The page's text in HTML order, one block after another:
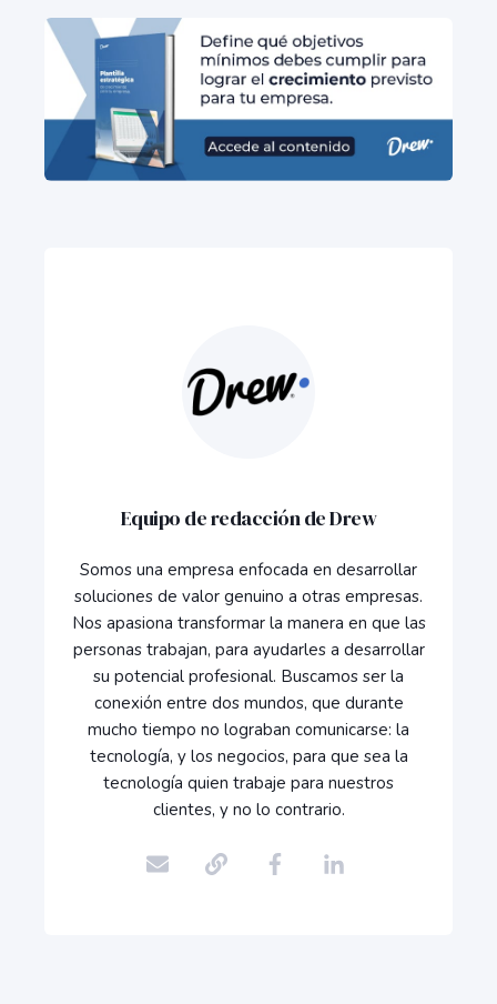
Equipo de redacción de Drew
Somos una empresa enfocada en desarrollar
soluciones de valor genuino a otras empresas.
Nos apasiona transformar la manera en que las
personas trabajan, para ayudarles a desarrollar
su potencial profesional. Buscamos ser la
conexión entre dos mundos, que durante
mucho tiempo no lograban comunicarse: la
tecnología, y los negocios, para que sea la
tecnología quien trabaje para nuestros
clientes, y no lo contrario.